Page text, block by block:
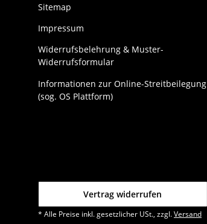
Sitemap
Impressum
Widerrufsbelehrung & Muster-
Widerrufsformular
Informationen zur Online-Streitbeilegung
(sog. OS Plattform)
Vertrag widerrufen
* Alle Preise inkl. gesetzlicher USt., zzgl.Versand